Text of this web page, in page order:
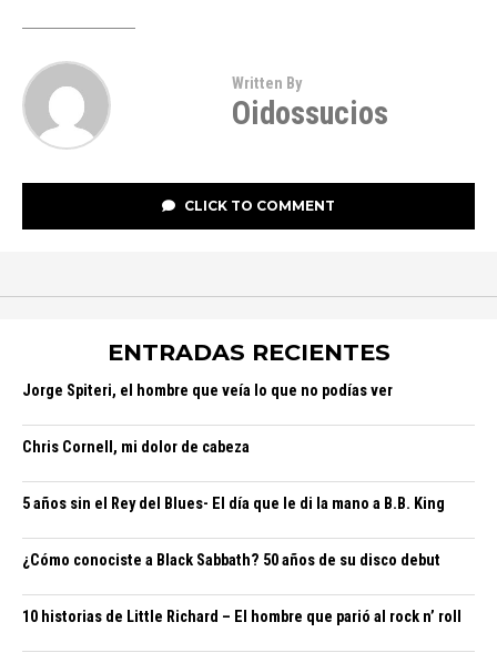
Written By
Oidossucios
CLICK TO COMMENT
ENTRADAS RECIENTES
Jorge Spiteri, el hombre que veía lo que no podías ver
Chris Cornell, mi dolor de cabeza
5 años sin el Rey del Blues- El día que le di la mano a B.B. King
¿Cómo conociste a Black Sabbath? 50 años de su disco debut
10 historias de Little Richard – El hombre que parió al rock n’ roll